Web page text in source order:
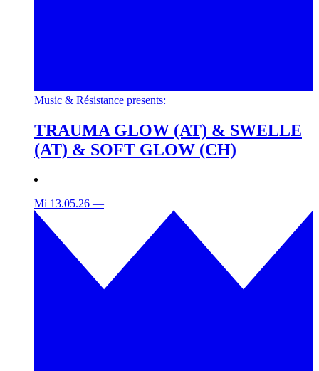
Music & Résistance presents:
TRAUMA GLOW (AT) & SWELLE
(AT) & SOFT GLOW (CH)
Mi 13.05.26 —